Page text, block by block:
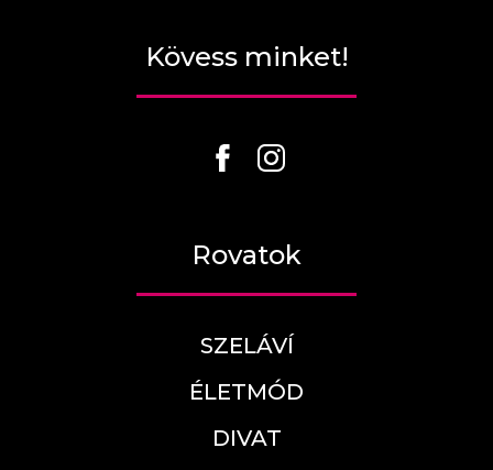
Kövess minket!
Rovatok
SZELÁVÍ
ÉLETMÓD
DIVAT